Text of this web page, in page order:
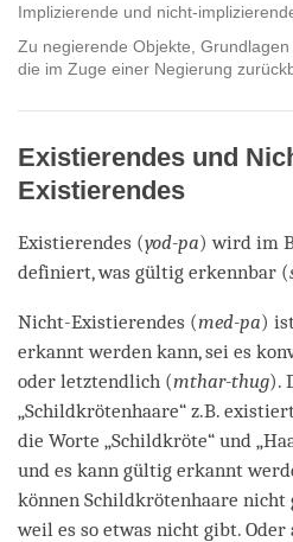
Implizierende und nicht-
Zu negierende Objekte,
die im Zuge einer Negierung
Existierendes und
Existierendes
Existierendes (yod-pa) wird im
definiert, was gültig erkennbar (
Nicht-Existierendes (med-pa)
erkannt werden kann, sei es
oder letztendlich (mthar-thug).
„Schildkrötenhaare“ z.B.
die Worte „Schildkröte“ und
und es kann gültig erkannt
können Schildkrötenhaare
weil es so etwas nicht gibt.